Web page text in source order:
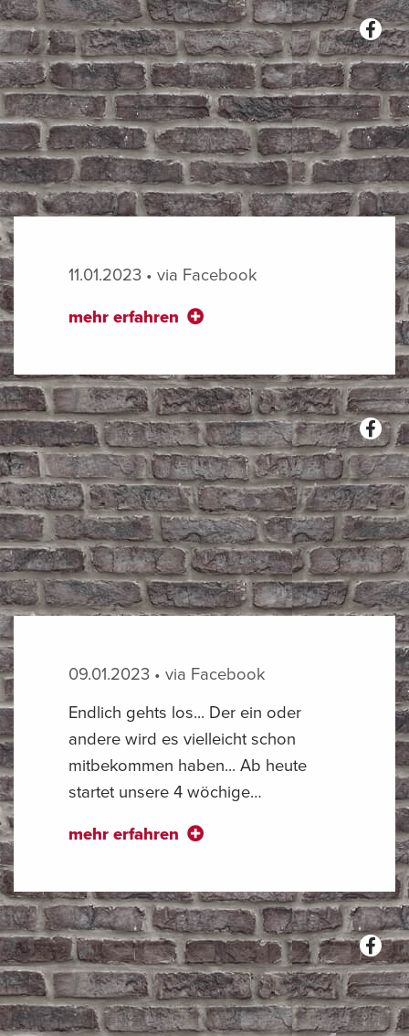
11.01.2023 • via Facebook
mehr erfahren
09.01.2023 • via Facebook
Endlich gehts los... Der ein oder
andere wird es vielleicht schon
mitbekommen haben... Ab heute
startet unsere 4 wöchige…
mehr erfahren